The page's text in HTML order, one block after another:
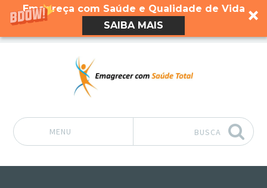
Emagreça com Saúde e Qualidade de Vida
SAIBA MAIS
MENU BUSCA